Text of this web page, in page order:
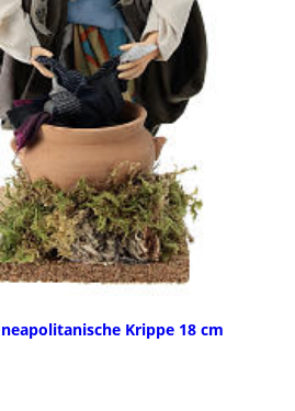
Krippe 18 cm